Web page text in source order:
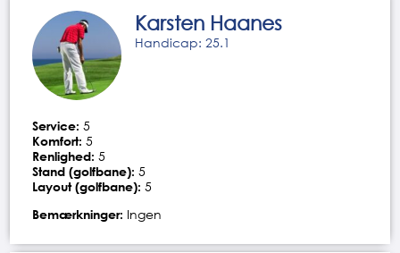
Karsten Haanes
Handicap: 25.1
Service: 5
Komfort: 5
Renlighed: 5
Stand (golfbane): 5
Layout (golfbane): 5
Bemærkninger: Ingen